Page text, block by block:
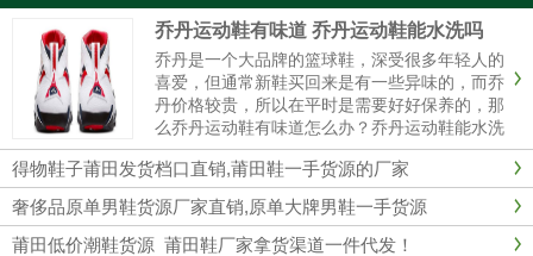
乔丹运动鞋有味道 乔丹运动鞋能水洗吗
乔丹是一个大品牌的篮球鞋，深受很多年轻人的
喜爱，但通常新鞋买回来是有一些异味的，而乔
丹价格较贵，所以在平时是需要好好保养的，那
么乔丹运动鞋有味道怎么办？乔丹运动鞋能水洗
吗？乔丹运动鞋有味道1、最简单的办法在鞋里
放上橘子皮。2、用棉花沾些酒精塞入球鞋里，
这样经过一夜以后，棉花已经乾......
得物鞋子莆田发货档口直销,莆田鞋一手货源的厂家
奢侈品原单男鞋货源厂家直销,原单大牌男鞋一手货源
莆田低价潮鞋货源 莆田鞋厂家拿货渠道一件代发！